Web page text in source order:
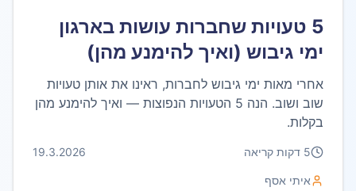
5 טעויות שחברות עושות בארגון
ימי גיבוש (ואיך להימנע מהן)
אחרי מאות ימי גיבוש לחברות, ראינו את אותן טעויות
שוב ושוב. הנה 5 הטעויות הנפוצות — ואיך להימנע מהן
בקלות.
5 דקות קריאה 19.3.2026
איתי אסף